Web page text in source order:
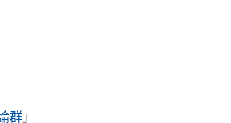
群」